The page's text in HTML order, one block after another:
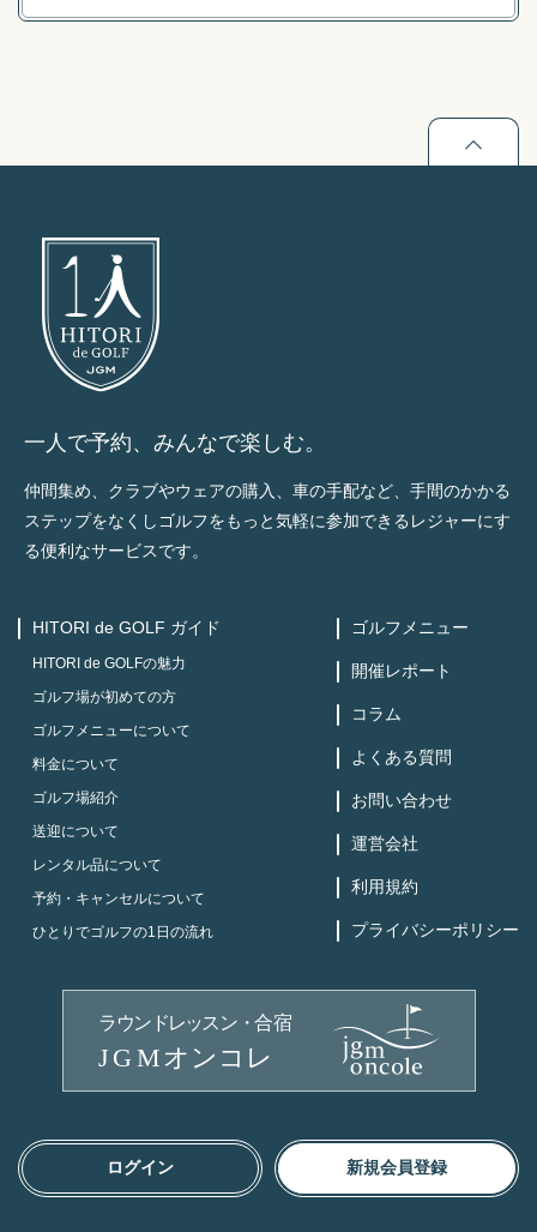
一人で予約、みんなで楽しむ。
仲間集め、クラブやウェアの購入、車の手配など、手間のかかる
ステップをなくしゴルフをもっと気軽に参加できるレジャーにす
る便利なサービスです。
HITORI de GOLF ガイド
HITORI de GOLFの魅力
ゴルフ場が初めての方
ゴルフメニューについて
料金について
ゴルフ場紹介
送迎について
レンタル品について
予約・キャンセルについて
ひとりでゴルフの1日の流れ
ゴルフメニュー
開催レポート
コラム
よくある質問
お問い合わせ
運営会社
利用規約
プライバシーポリシー
ログイン 新規会員登録